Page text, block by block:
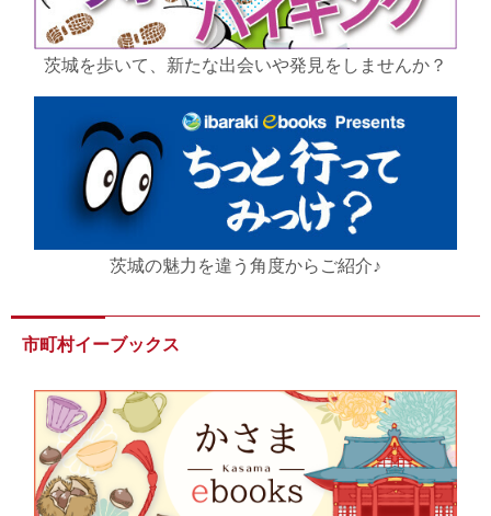
茨城を歩いて、新たな出会いや発見をしませんか？
茨城の魅力を違う角度からご紹介♪
市町村イーブックス